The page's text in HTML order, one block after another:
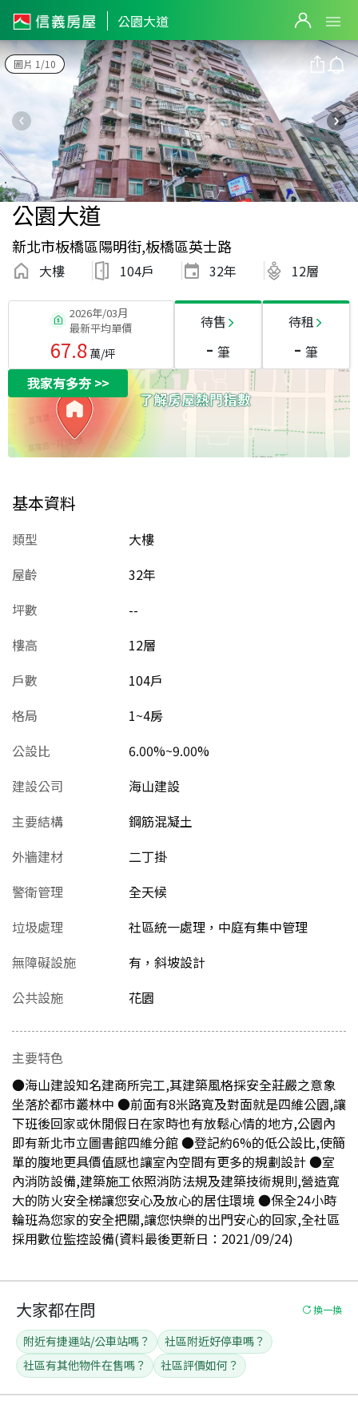
公園大道
圖片 1/10
公園大道
新北市板橋區陽明街,板橋區英士路
大樓 104戶 32年 12層
2026年/03月
最新平均單價
67.8萬/坪
待售
- 筆
待租
- 筆
我家有多夯>>
基本資料
類型
大樓
屋齡
32年
坪數
--
樓高
12層
戶數
104戶
格局
1~4房
公設比
6.00%~9.00%
建設公司
海山建設
主要結構
鋼筋混凝土
外牆建材
二丁掛
警衛管理
全天候
垃圾處理
社區統一處理，中庭有集中管理
無障礙設施
有，斜坡設計
公共設施
花園
主要特色
●海山建設知名建商所完工,其建築風格採安全莊嚴之意象
坐落於都市叢林中 ●前面有8米路寬及對面就是四維公園,讓
下班後回家或休閒假日在家時也有放鬆心情的地方,公園內
即有新北市立圖書館四維分館 ●登記約6%的低公設比,使簡
單的腹地更具價值感也讓室內空間有更多的規劃設計 ●室
內消防設備,建築施工依照消防法規及建築技術規則,營造寬
大的防火安全梯讓您安心及放心的居住環境 ●保全24小時
輪班為您家的安全把關,讓您快樂的出門安心的回家,全社區
採用數位監控設備(資料最後更新日：2021/09/24)
大家都在問 換一換
附近有捷運站/公車站嗎？
社區附近好停車嗎？
社區有其他物件在售嗎？
社區評價如何？